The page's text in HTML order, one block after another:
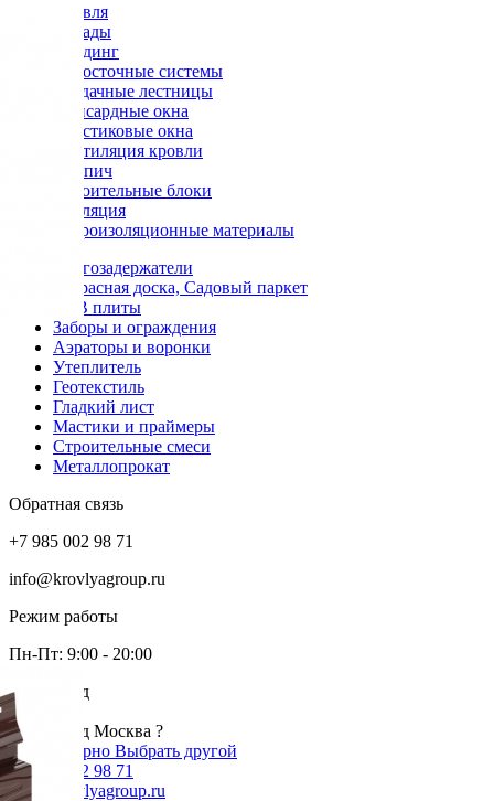
Кровля
Фасады
Сайдинг
Водосточные системы
Чердачные лестницы
Мансардные окна
Пластиковые окна
Вентиляция кровли
Кирпич
Строительные блоки
Изоляция
Гидроизоляционные материалы
Снегозадержатели
Террасная доска, Садовый паркет
OSB плиты
Заборы и ограждения
Аэраторы и воронки
Утеплитель
Геотекстиль
Гладкий лист
Мастики и праймеры
Строительные смеси
Металлопрокат
Обратная связь
+7 985 002 98 71
info@krovlyagroup.ru
Режим работы
Пн-Пт: 9:00 - 20:00
Ваш город
Москва
Ваш город Москва ?
Да, все верно Выбрать другой
+7 985 002 98 71
info@krovlyagroup.ru